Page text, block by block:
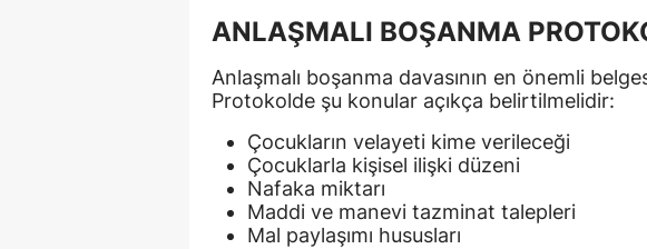
ANLAŞMALI BOŞANMA
Anlaşmalı boşanma davasının en önemli
Protokolde şu konular açıkça belirtilmelidir:
Çocukların velayeti kime verileceği
Çocuklarla kişisel ilişki düzeni
Nafaka miktarı
Maddi ve manevi tazminat talepleri
Mal paylaşımı hususları